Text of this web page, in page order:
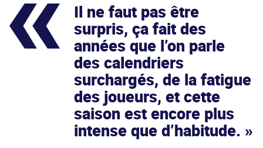
Il ne faut pas être
surpris, ça fait des
années que l’on parle
des calendriers
surchargés, de la fatigue
des joueurs, et cette
saison est encore plus
intense que d’habitude.